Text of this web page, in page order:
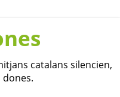
catalans silencien,